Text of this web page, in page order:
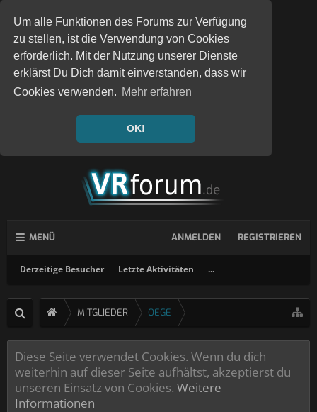
Um alle Funktionen des Forums zur Verfügung
zu stellen, ist die Verwendung von Cookies
erforderlich. Mit der Nutzung unserer Dienste
erklärst Du Dich damit einverstanden, dass wir
Cookies verwenden. Mehr erfahren
OK!
MENÜ
Derzeitige Besucher Letzte Aktivitäten ...
ANMELDEN REGISTRIEREN
MITGLIEDER OEGE
Diese Seite verwendet Cookies. Wenn du dich
weiterhin auf dieser Seite aufhältst, akzeptierst du
unseren Einsatz von Cookies. Weitere
Informationen